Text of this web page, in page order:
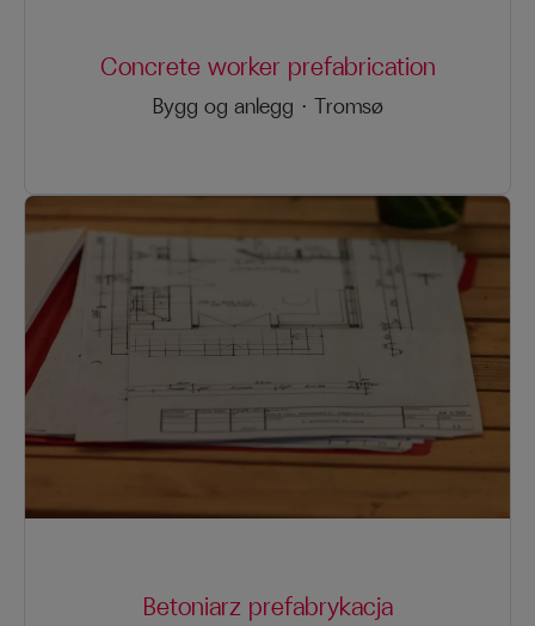
Concrete worker prefabrication
Bygg og anlegg · Tromsø
Betoniarz prefabrykacja